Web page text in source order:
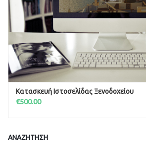
ΠΡΟΣΘΉΚΗ ΣΤΟ ΚΑΛΆΘΙ
Κατασκευή Ιστοσελίδας Ξενοδοχείου
€500.00
ΑΝΑΖΉΤΗΣΗ